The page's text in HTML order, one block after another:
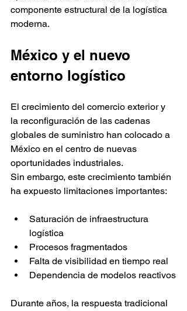
componente estructural de la logística
moderna.
México y el nuevo
entorno logístico
El crecimiento del comercio exterior y
la reconfiguración de las cadenas
globales de suministro han colocado a
México en el centro de nuevas
oportunidades industriales.
Sin embargo, este crecimiento también
ha expuesto limitaciones importantes:
Saturación de infraestructura
logística
Procesos fragmentados
Falta de visibilidad en tiempo real
Dependencia de modelos reactivos
Durante años, la respuesta tradicional